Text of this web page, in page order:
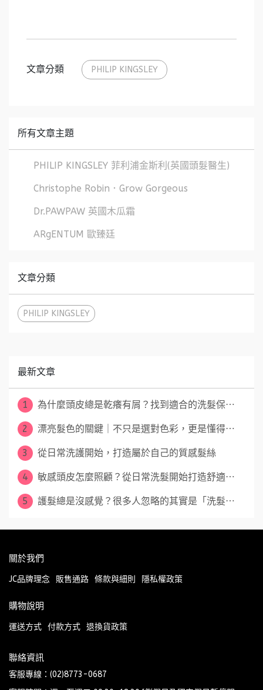
文章分類 PHILIP KINGSLEY
所有文章主題
PHILIP KINGSLEY 菲利浦金斯利(英國頭髮醫生)
Christophe Robin．Grow Gorgeous
Dr.PAWPAW 英國木瓜霜
ARgENTUM 歐臻廷
文章分類
PHILIP KINGSLEY
最新文章
1 為什麼頭皮總是乾癢有屑？找到適合的洗髮保⋯
2 漂亮髮色的關鍵｜不只是選對色彩，更是懂得⋯
3 從日常洗護開始，打造屬於自己的質感髮絲
4 敏感頭皮怎麼照顧？從日常洗髮開始打造舒適⋯
5 護髮總是沒感覺？很多人忽略的其實是「洗髮⋯
關於我們
JC品牌理念 販售通路 條款與細則 隱私權政策
購物說明
運送方式 付款方式 退換貨政策
聯絡資訊
客服專線：(02)8773-0687